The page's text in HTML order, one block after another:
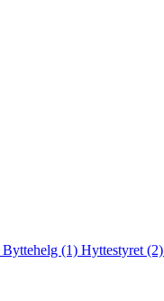
Byttehelg (1) Hyttestyret (2)